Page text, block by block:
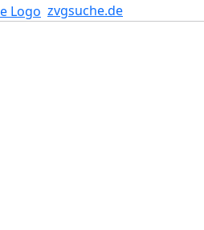
zvgsuche.de